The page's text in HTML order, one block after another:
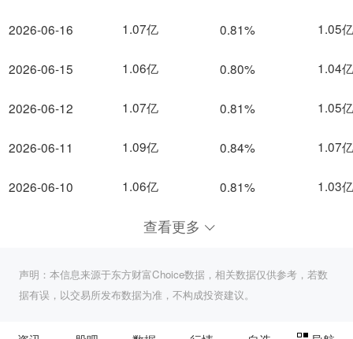
2026-06-16
2026-06-15
2026-06-12
2026-06-11
2026-06-10
1.07亿 0.81% 1.05亿
1.06亿 0.80% 1.04亿
1.07亿 0.81% 1.05亿
1.09亿 0.84% 1.07亿
1.06亿 0.81% 1.03亿
查看更多
声明：本信息来源于东方财富Choice数据，相关数据仅供参考，若数
据有误，以交易所发布数据为准，不构成投资建议。